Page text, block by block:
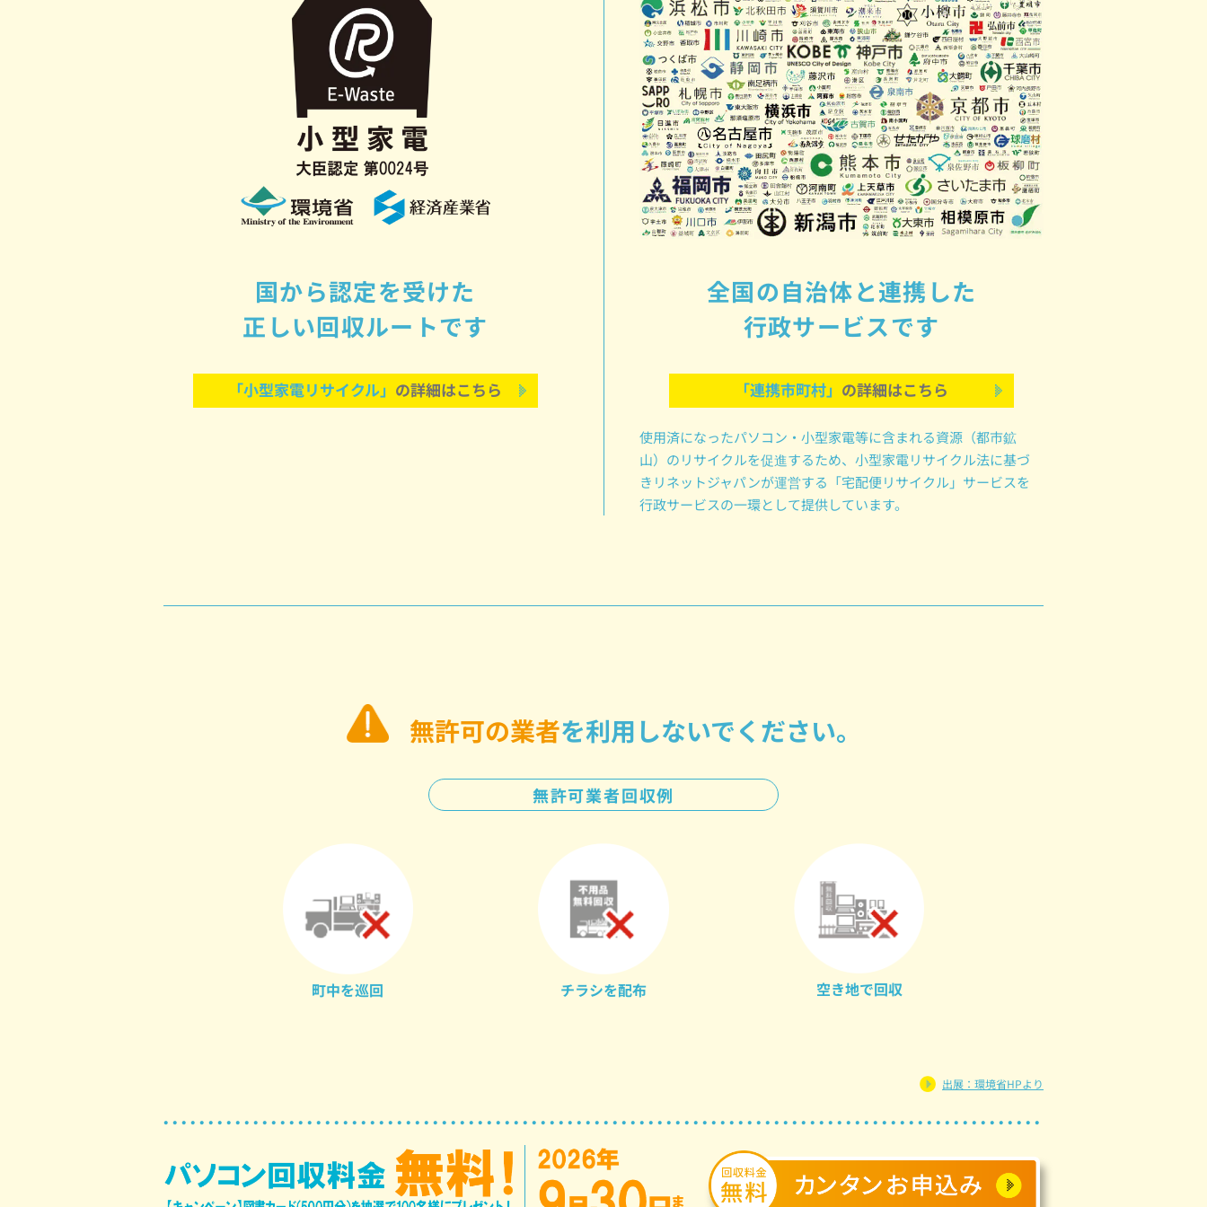
国から認定を受けた
正しい回収ルートです
「小型家電リサイクル」 の詳細はこちら
全国の自治体と連携した
行政サービスです
「連携市町村」 の詳細はこちら
使用済になったパソコン・小型家電等に含まれる資源（都市鉱
山）のリサイクルを促進するため、小型家電リサイクル法に基づ
きリネットジャパンが運営する「宅配便リサイクル」サービスを
行政サービスの一環として提供しています。
無許可の業者を利用しないでください。
無許可業者回収例
町中を巡回 チラシを配布 空き地で回収
出展：環境省HPより